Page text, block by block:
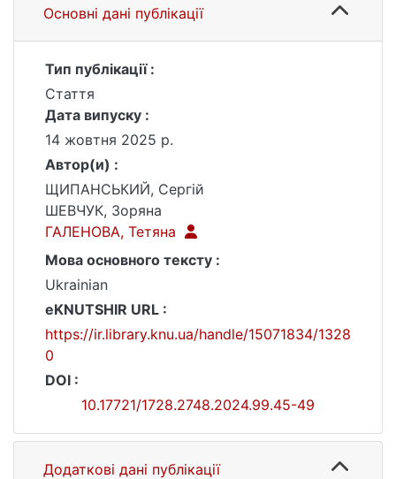
Основні дані публікації
Тип публікації :
Стаття
Дата випуску :
14 жовтня 2025 р.
Автор(и) :
ЩИПАНСЬКИЙ, Сергій
ШЕВЧУК, Зоряна
ГАЛЕНОВА, Тетяна
Мова основного тексту :
Ukrainian
eKNUTSHIR URL :
https://ir.library.knu.ua/handle/15071834/1328
0
DOI :
10.17721/1728.2748.2024.99.45-49
Додаткові дані публікації